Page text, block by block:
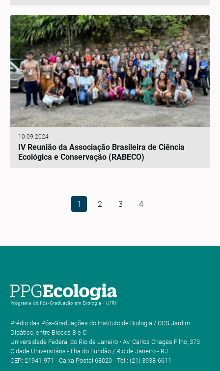
10.09.2024
IV Reunião da Associação Brasileira de Ciência
Ecológica e Conservação (RABECO)
1 2 3 4
Prédio das Pós-Graduações do Instituto de Biologia / CCS Jardim
Didático, entre Blocos B e C
Universidade Federal do Rio de Janeiro • Av. Carlos Chagas Filho, 373
Cidade Universitária - Ilha do Fundão / Rio de Janeiro - RJ
CEP: 21941-971 - Caixa Postal 68020 - Tel.: (21) 3938-6611